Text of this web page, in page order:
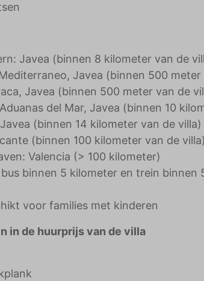
Javea (binnen 8 kilometer van de
Javea (binnen 500 meter
Javea (binnen 500 meter van de
del Mar, Javea (binnen 10
(binnen 14 kilometer van de villa)
(binnen 100 kilometer van de villa)
Valencia (> 100 kilometer)
binnen 5 kilometer en trein binnen
voor families met kinderen
in de huurprijs van de villa